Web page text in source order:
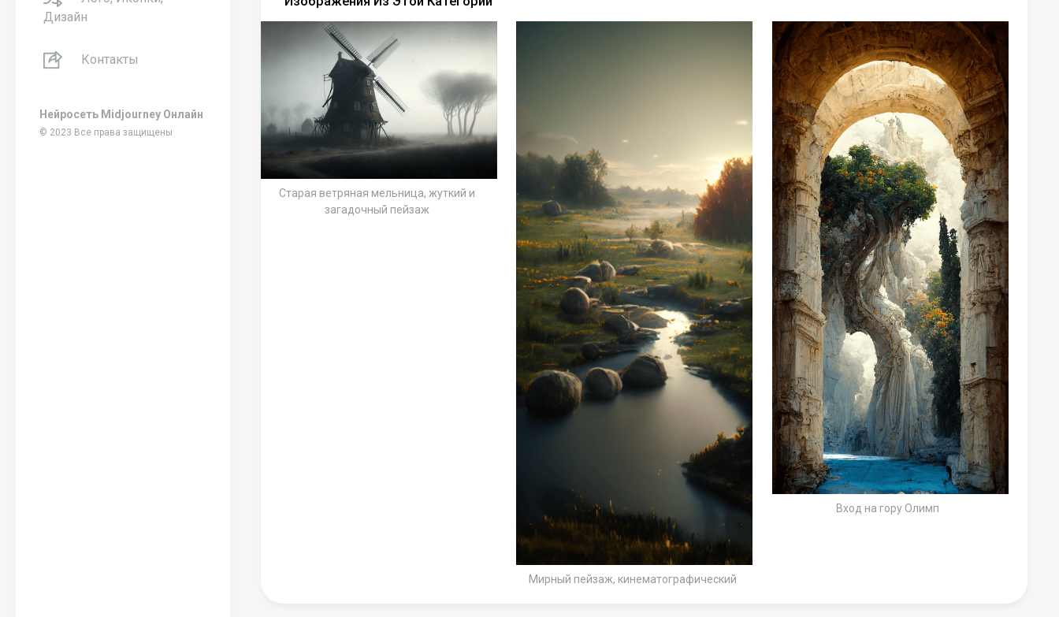
Дизайн
Контакты
Нейросеть Midjourney Онлайн
© 2023 Все права защищены
Старая ветряная мельница, жуткий и
загадочный пейзаж
Мирный пейзаж, кинематографический
Вход на гору Олимп